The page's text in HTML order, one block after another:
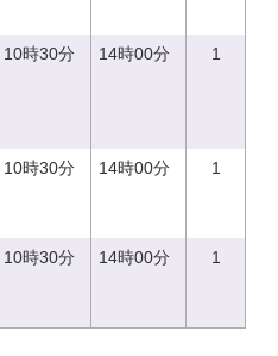
10時30分 14時00分 1
10時30分 14時00分 1
10時30分 14時00分 1